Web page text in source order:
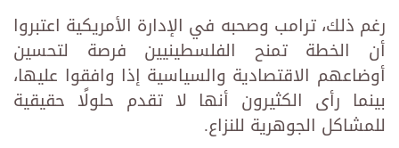
رغم ذلك، ترامب وصحبه في الإدارة الأمريكية اعتبروا
أن الخطة تمنح الفلسطينيين فرصة لتحسين
أوضاعهم الاقتصادية والسياسية إذا وافقوا عليها،
بينما رأى الكثيرون أنها لا تقدم حلولًا حقيقية
للمشاكل الجوهرية للنزاع.